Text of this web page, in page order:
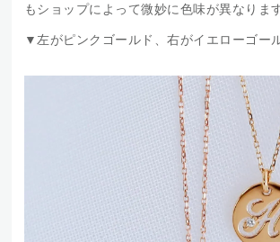
もショップによって微妙に色味が異なります
▼左がピンクゴールド、右がイエローゴー